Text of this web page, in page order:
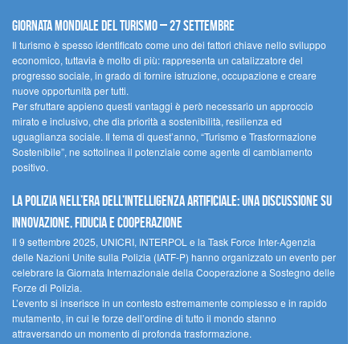
Giornata mondiale del turismo – 27 settembre
Il turismo è spesso identificato come uno dei fattori chiave nello sviluppo
economico, tuttavia è molto di più: rappresenta un catalizzatore del
progresso sociale, in grado di fornire istruzione, occupazione e creare
nuove opportunità per tutti.
Per sfruttare appieno questi vantaggi è però necessario un approccio
mirato e inclusivo, che dia priorità a sostenibilità, resilienza ed
uguaglianza sociale. Il tema di quest’anno, “Turismo e Trasformazione
Sostenibile”, ne sottolinea il potenziale come agente di cambiamento
positivo.
La polizia nell’era dell’Intelligenza Artificiale: una discussione su
innovazione, fiducia e cooperazione
Il 9 settembre 2025, UNICRI, INTERPOL e la Task Force Inter-Agenzia
delle Nazioni Unite sulla Polizia (IATF-P) hanno organizzato un evento per
celebrare la Giornata Internazionale della Cooperazione a Sostegno delle
Forze di Polizia.
L’evento si inserisce in un contesto estremamente complesso e in rapido
mutamento, in cui le forze dell’ordine di tutto il mondo stanno
attraversando un momento di profonda trasformazione.